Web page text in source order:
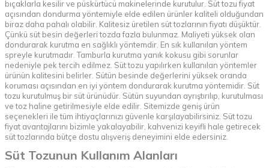
bıçaklarla kesilir ve püskürtücü makinelerinde kurutulur. Süt tozu fiyat
açısından dondurma yöntemiyle elde edilen ürünler kaliteli olduğundan
biraz daha pahalı olabilir. Kalitesiz üretilen süt tozlarının fiyatı düşüktür.
Çünkü süt besin değerleri tozda fazla bulunmaz. Maliyeti yüksek olan
dondurarak kurutma en sağlıklı yöntemdir. En sık kullanılan yöntem
spreyle kurutmadır. Tamburla kurutma yanık kokusu gibi sorunlar
nedeniyle pek tercih edilmez. Süt tozu yapılırken kullanılan yöntemler
ürünün kalitesini belirler. Sütün besinde değerlerini yüksek oranda
koruması açısından en iyi yöntem dondurarak kurutma yöntemidir. Süt
tozu kurutulmuş bir süt ürünüdür. Sütün suyundan ayrıştırılıp, kurutulması
ve toz haline getirilmesiyle elde edilir. Sitemizde geniş ürün
seçenekleri ile tüm ihtiyaçlarınızı güvenle karşılayabilirsiniz. Süt tozu
fiyat avantajlarını bizimle yakalayabilir, kahvenizi keyifli hale getirecek
süt tozlarında bütçe dostu alışveriş deneyimini elde edersiniz.
Süt Tozunun Kullanım Alanları